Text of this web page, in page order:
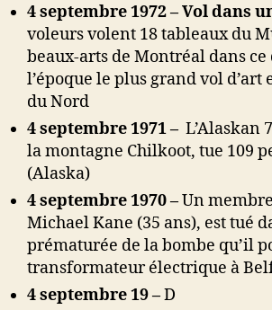
4 septembre 1972 – Vol dans
voleurs volent 18 tableaux du
beaux-arts de Montréal dans
l’époque le plus grand vol d’art
du Nord
4 septembre 1971 – L’Alaskan
la montagne Chilkoot, tue 109
(Alaska)
4 septembre 1970 –Un
Michael Kane (35 ans), est tué
prématurée de la bombe qu’il
transformateur électrique à
4 septembre 19 –D